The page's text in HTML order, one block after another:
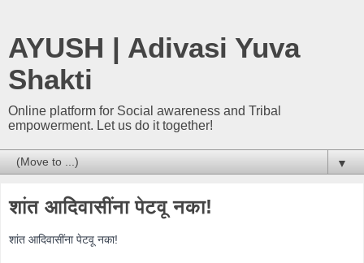
AYUSH | Adivasi Yuva
Shakti
Online platform for Social awareness and Tribal
empowerment. Let us do it together!
▼
शांत आदिवासींना पेटवू नका!
शांत आदिवासींना पेटवू नका!